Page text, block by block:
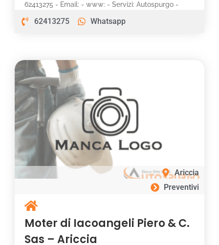
62413275 - Email: - www: - Servizi: Autospurgo -
62413275 Whatsapp
Ariccia
Preventivi
Moter di Iacoangeli Piero & C.
Sas – Ariccia